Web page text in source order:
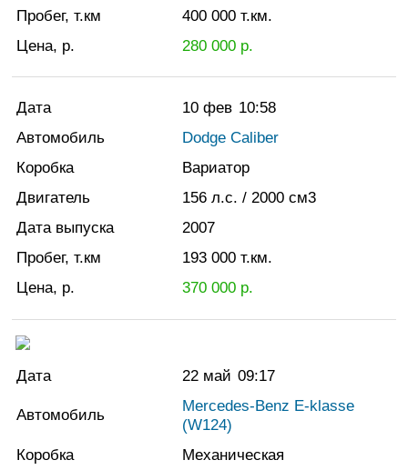
Пробег, т.км
400 000 т.км.
Цена, р.
280 000р.
Дата 10 фев 10:58
Автомобиль
Dodge Caliber
Коробка
Вариатор
Двигатель
156 л.с. / 2000 см3
Дата выпуска
2007
Пробег, т.км
193 000 т.км.
Цена, р.
370 000р.
Дата 22 май 09:17
Автомобиль
Mercedes-Benz E-klasse
(W124)
Коробка
Механическая